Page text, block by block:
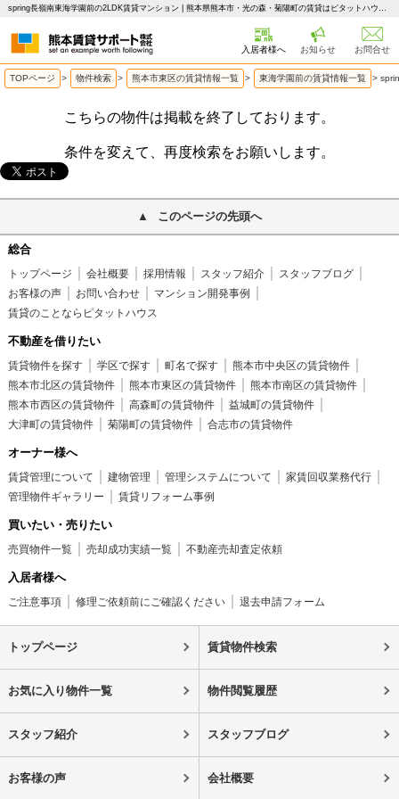
spring長嶺南東海学園前の2LDK賃貸マンション | 熊本県熊本市・光の森・菊陽町の賃貸はピタットハウス 熊本賃貸サポート
入居者様へ お知らせ お問合せ
TOPページ > 物件検索 > 熊本市東区の賃貸情報一覧 > 東海学園前の賃貸情報一覧 >
こちらの物件は掲載を終了しております。
条件を変えて、再度検索をお願いします。
このページの先頭へ
総合
トップページ 会社概要 採用情報 スタッフ紹介
スタッフブログ
お客様の声
お問い合わせ
マンション開発事例
賃貸のことならピタットハウス
不動産を借りたい
賃貸物件を探す 学区で探す 町名で探す
熊本市中央区の賃貸物件
熊本市北区の賃貸物件
熊本市東区の賃貸物件
熊本市南区の賃貸物件
熊本市西区の賃貸物件
高森町の賃貸物件
益城町の賃貸物件
大津町の賃貸物件
菊陽町の賃貸物件 合志市の賃貸物件
オーナー様へ
賃貸管理について 建物管理 管理システムについて
家賃回収業務代行
管理物件ギャラリー
賃貸リフォーム事例
買いたい・売りたい
売買物件一覧 売却成功実績一覧 不動産売却査定依頼
入居者様へ
ご注意事項 修理ご依頼前にご確認ください 退去申請フォーム
トップページ 賃貸物件検索
お気に入り物件一覧 物件閲覧履歴
スタッフ紹介 スタッフブログ
お客様の声 会社概要